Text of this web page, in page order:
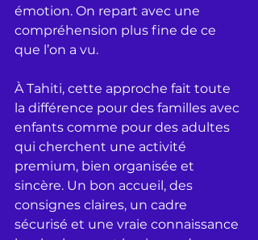
émotion. On repart avec une
compréhension plus fine de ce
que l’on a vu.
À Tahiti, cette approche fait toute
la différence pour des familles avec
enfants comme pour des adultes
qui cherchent une activité
premium, bien organisée et
sincère. Un bon accueil, des
consignes claires, un cadre
sécurisé et une vraie connaissance